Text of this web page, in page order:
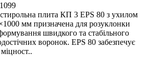
плита КП 3 EPS 80 з ухилом
мм призначена для розуклонки
швидкого та стабільного
воронок. EPS 80 забезпечує